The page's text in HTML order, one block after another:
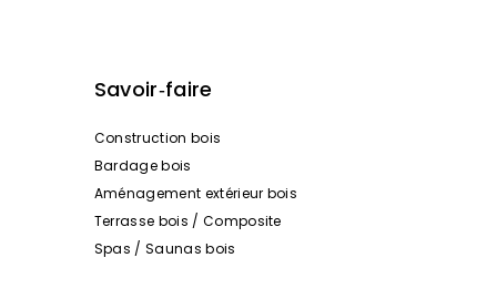
Savoir‑faire
Construction bois
Bardage bois
Aménagement extérieur bois
Terrasse bois / Composite
Spas / Saunas bois